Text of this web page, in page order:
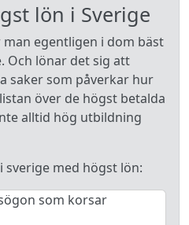
lön i Sverige
egentligen i dom bäst
Och lönar det sig att
saker som påverkar hur
över de högst betalda
alltid hög utbildning
sverige med högst lön: